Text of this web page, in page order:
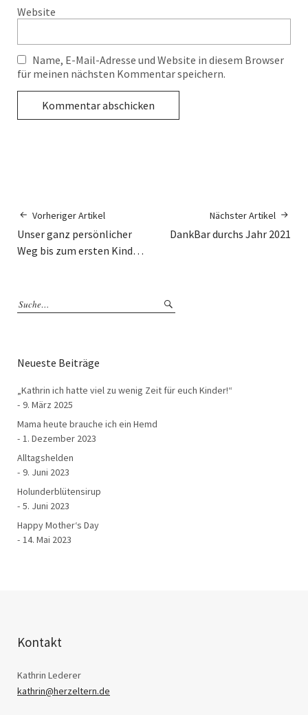
Website
Name, E-Mail-Adresse und Website in diesem Browser
für meinen nächsten Kommentar speichern.
Vorheriger Artikel
Unser ganz persönlicher
Weg bis zum ersten Kind…
Nächster Artikel
DankBar durchs Jahr 2021
Neueste Beiträge
„Kathrin ich hatte viel zu wenig Zeit für euch Kinder!“
9. März 2025
Mama heute brauche ich ein Hemd
1. Dezember 2023
Alltagshelden
9. Juni 2023
Holunderblütensirup
5. Juni 2023
Happy Mother‘s Day
14. Mai 2023
Kontakt
Kathrin Lederer
kathrin@herzeltern.de